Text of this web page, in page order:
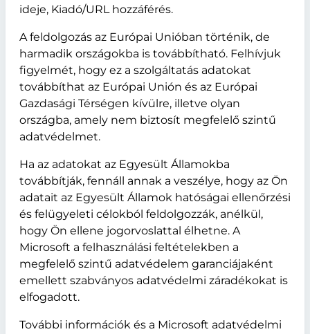
ideje, Kiadó/URL hozzáférés.
A feldolgozás az Európai Unióban történik, de
harmadik országokba is továbbítható. Felhívjuk
figyelmét, hogy ez a szolgáltatás adatokat
továbbíthat az Európai Unión és az Európai
Gazdasági Térségen kívülre, illetve olyan
országba, amely nem biztosít megfelelő szintű
adatvédelmet.
Ha az adatokat az Egyesült Államokba
továbbítják, fennáll annak a veszélye, hogy az Ön
adatait az Egyesült Államok hatóságai ellenőrzési
és felügyeleti célokból feldolgozzák, anélkül,
hogy Ön ellene jogorvoslattal élhetne. A
Microsoft a felhasználási feltételekben a
megfelelő szintű adatvédelem garanciájaként
emellett szabványos adatvédelmi záradékokat is
elfogadott.
További információk és a Microsoft adatvédelmi